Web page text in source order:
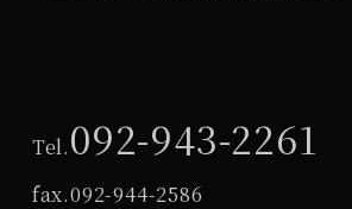
Tel.092-943-2261
fax.092-944-2586